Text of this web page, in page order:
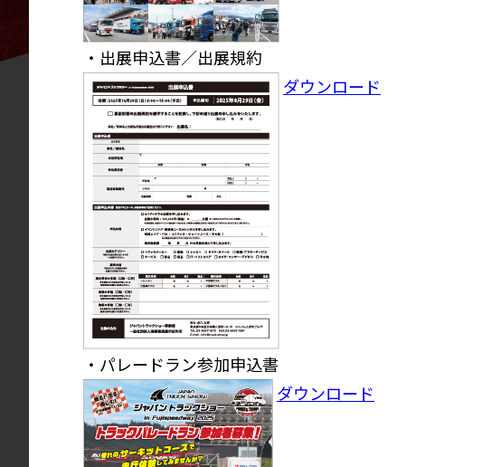
・出展申込書／出展規約
ダウンロード
・パレードラン参加申込書
ダウンロード